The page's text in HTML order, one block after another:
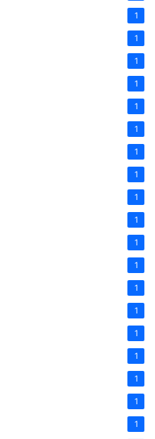
1
1
1
1
1
1
1
1
1
1
1
1
1
1
1
1
1
1
1